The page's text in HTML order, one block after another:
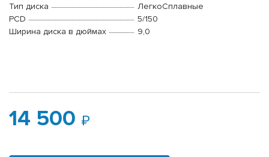
Тип диска
ЛегкоСплавные
PCD
5/150
Ширина диска в дюймах
9,0
14 500